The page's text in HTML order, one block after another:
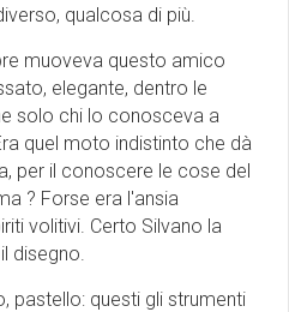
qualcosa di più.
muoveva questo amico
elegante, dentro le
solo chi lo conosceva a
quel moto indistinto che dà
per il conoscere le cose del
? Forse era l'ansia
volitivi. Certo Silvano la
disegno.
pastello: questi gli strumenti